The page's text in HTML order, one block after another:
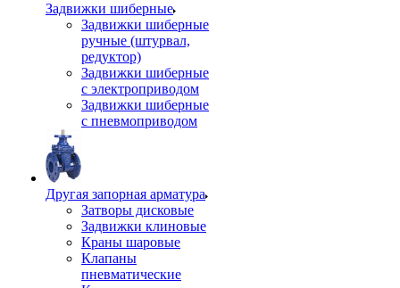
Задвижки шиберные
Задвижки шиберные
ручные (штурвал,
редуктор)
Задвижки шиберные
с электроприводом
Задвижки шиберные
с пневмоприводом
Другая запорная арматура
Затворы дисковые
Задвижки клиновые
Краны шаровые
Клапаны
пневматические